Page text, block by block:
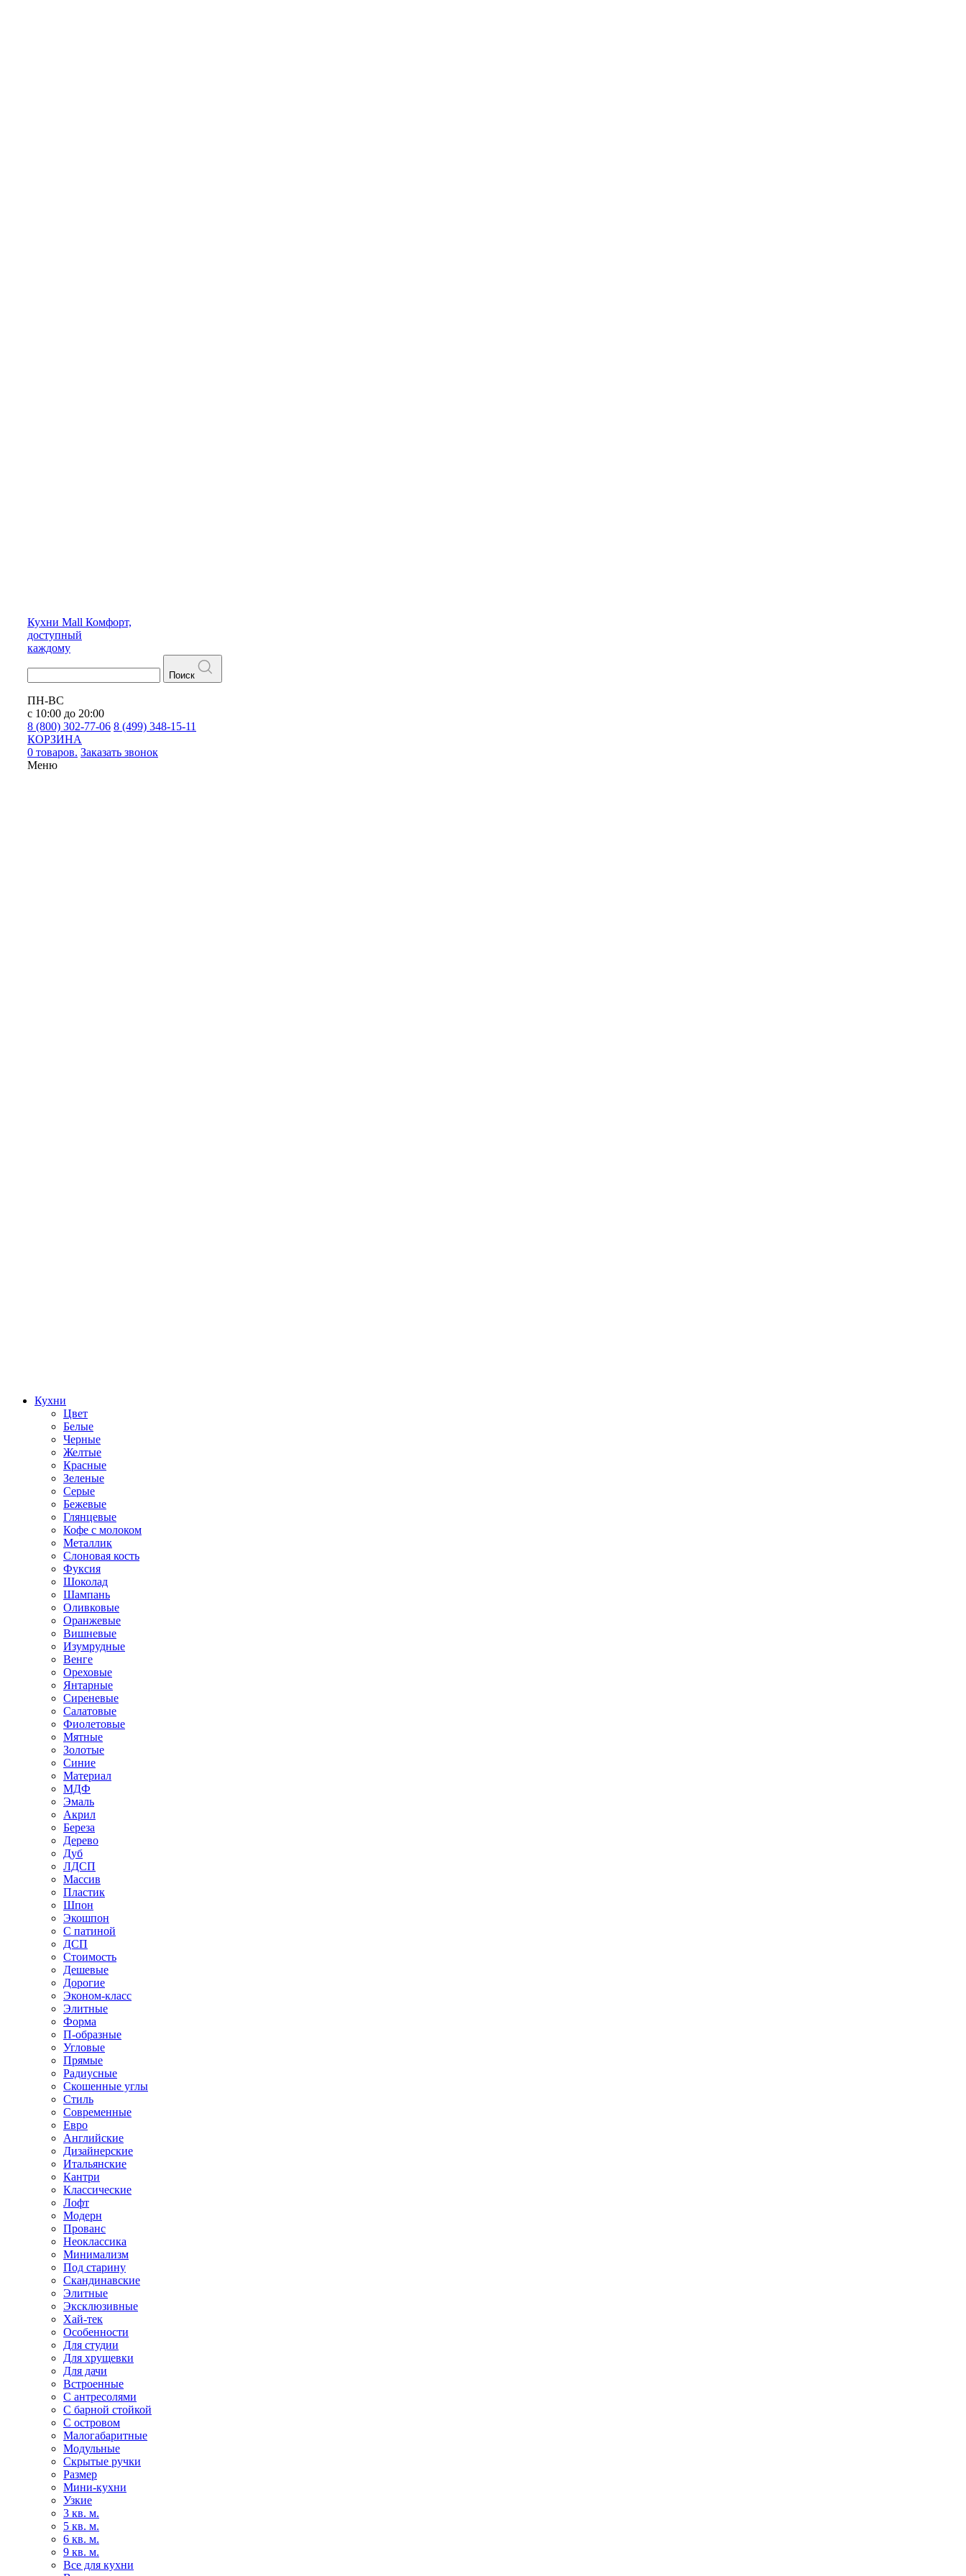
Кухни Mall Комфорт,
доступный
каждому
Поиск
ПН-ВС
с 10:00 до 20:00
8 (800) 302-77-06 8 (499) 348-15-11
КОРЗИНА
0 товаров. Заказать звонок
Меню
Кухни
Цвет
Белые
Черные
Желтые
Красные
Зеленые
Серые
Бежевые
Глянцевые
Кофе с молоком
Металлик
Слоновая кость
Фуксия
Шоколад
Шампань
Оливковые
Оранжевые
Вишневые
Изумрудные
Венге
Ореховые
Янтарные
Сиреневые
Салатовые
Фиолетовые
Мятные
Золотые
Синие
Материал
МДФ
Эмаль
Акрил
Береза
Дерево
Дуб
ЛДСП
Массив
Пластик
Шпон
Экошпон
С патиной
ДСП
Стоимость
Дешевые
Дорогие
Эконом-класс
Элитные
Форма
П-образные
Угловые
Прямые
Радиусные
Скошенные углы
Стиль
Современные
Евро
Английские
Дизайнерские
Итальянские
Кантри
Классические
Лофт
Модерн
Прованс
Неоклассика
Минимализм
Под старину
Скандинавские
Элитные
Эксклюзивные
Хай-тек
Особенности
Для студии
Для хрущевки
Для дачи
Встроенные
С антресолями
С барной стойкой
С островом
Малогабаритные
Модульные
Скрытые ручки
Размер
Мини-кухни
Узкие
3 кв. м.
5 кв. м.
6 кв. м.
9 кв. м.
Все для кухни